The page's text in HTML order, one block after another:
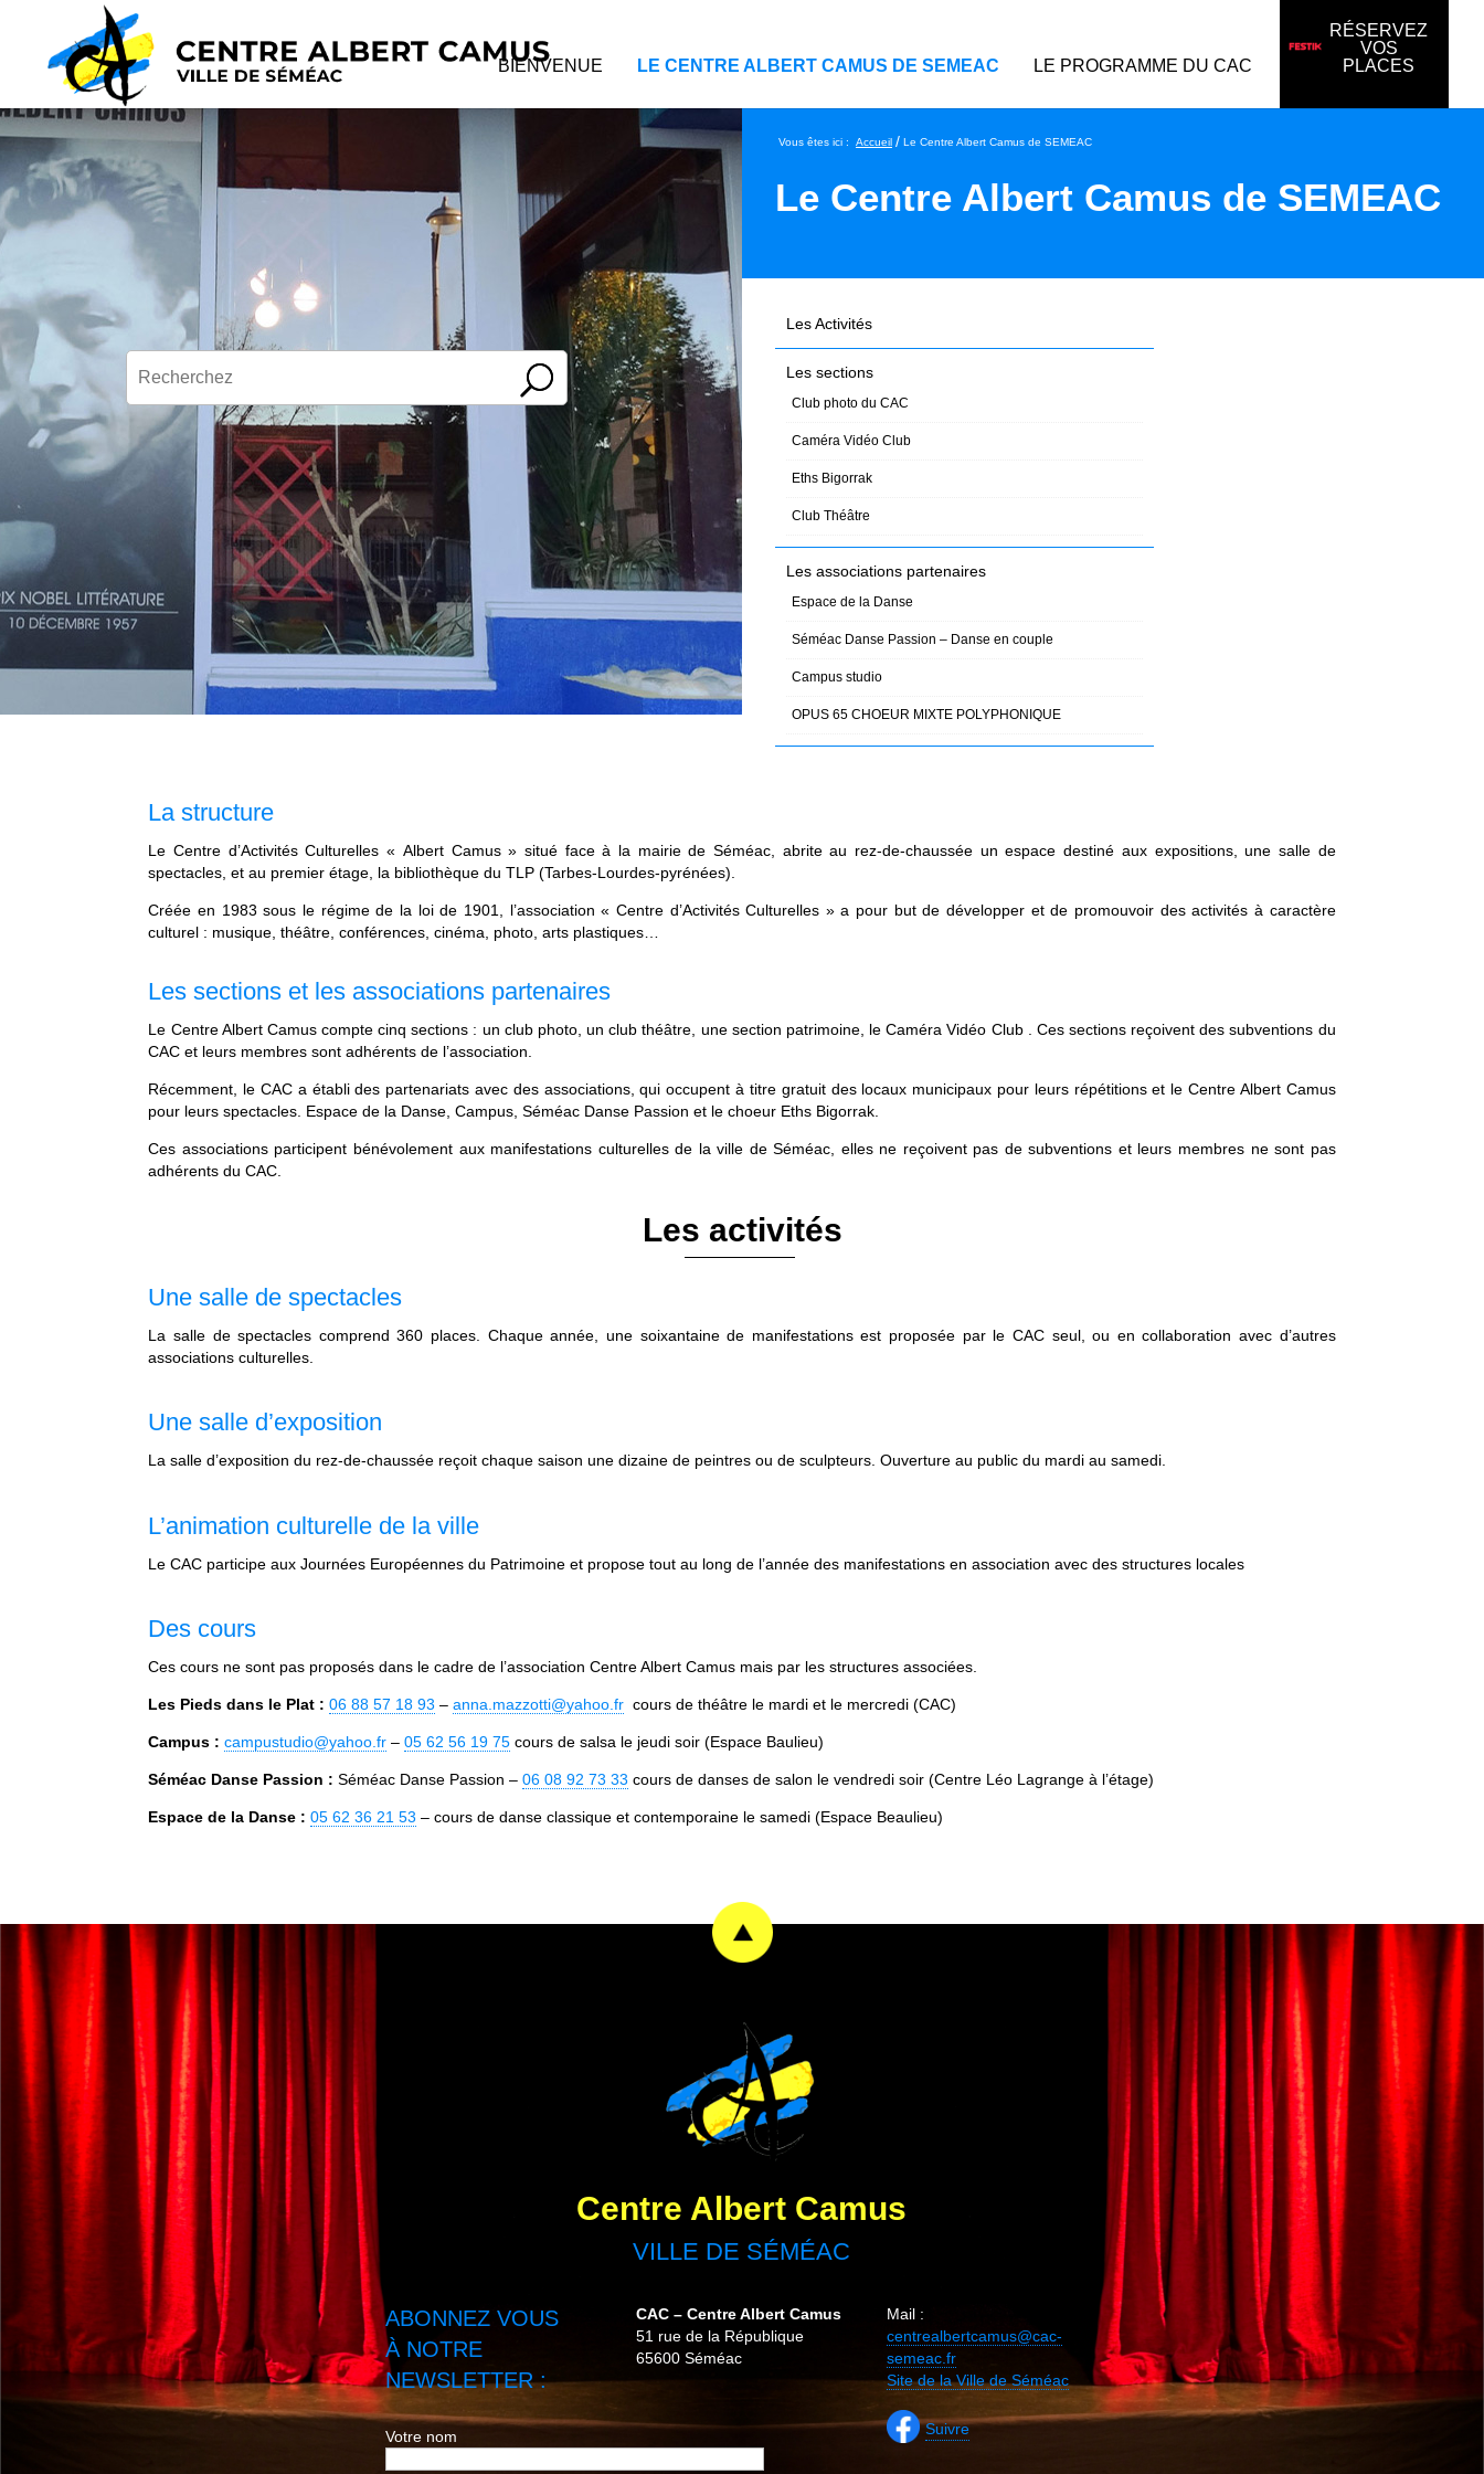
BIENVENUE LE CENTRE ALBERT CAMUS DE SEMEAC LE PROGRAMME DU CAC
RÉSERVEZ
VOS
PLACES
Vous êtes ici : Accueil / Le Centre Albert Camus de SEMEAC
Le Centre Albert Camus de SEMEAC
Les Activités
Les sections
Club photo du CAC
Caméra Vidéo Club
Eths Bigorrak
Club Théâtre
Les associations partenaires
Espace de la Danse
Séméac Danse Passion – Danse en couple
Campus studio
OPUS 65 CHOEUR MIXTE POLYPHONIQUE
La structure
Le Centre d’Activités Culturelles « Albert Camus » situé face à la mairie de Séméac, abrite au rez-de-chaussée un espace destiné aux expositions, une salle de
spectacles, et au premier étage, la bibliothèque du TLP (Tarbes-Lourdes-pyrénées).
Créée en 1983 sous le régime de la loi de 1901, l’association « Centre d’Activités Culturelles » a pour but de développer et de promouvoir des activités à caractère
culturel : musique, théâtre, conférences, cinéma, photo, arts plastiques…
Les sections et les associations partenaires
Le Centre Albert Camus compte cinq sections : un club photo, un club théâtre, une section patrimoine, le Caméra Vidéo Club . Ces sections reçoivent des subventions du
CAC et leurs membres sont adhérents de l’association.
Récemment, le CAC a établi des partenariats avec des associations, qui occupent à titre gratuit des locaux municipaux pour leurs répétitions et le Centre Albert Camus
pour leurs spectacles. Espace de la Danse, Campus, Séméac Danse Passion et le choeur Eths Bigorrak.
Ces associations participent bénévolement aux manifestations culturelles de la ville de Séméac, elles ne reçoivent pas de subventions et leurs membres ne sont pas
adhérents du CAC.
Les activités
Une salle de spectacles
La salle de spectacles comprend 360 places. Chaque année, une soixantaine de manifestations est proposée par le CAC seul, ou en collaboration avec d’autres
associations culturelles.
Une salle d’exposition
La salle d’exposition du rez-de-chaussée reçoit chaque saison une dizaine de peintres ou de sculpteurs. Ouverture au public du mardi au samedi.
L’animation culturelle de la ville
Le CAC participe aux Journées Européennes du Patrimoine et propose tout au long de l’année des manifestations en association avec des structures locales
Des cours
Ces cours ne sont pas proposés dans le cadre de l’association Centre Albert Camus mais par les structures associées.
Les Pieds dans le Plat : 06 88 57 18 93 –anna.mazzotti@yahoo.fr cours de théâtre le mardi et le mercredi (CAC)
Campus : campustudio@yahoo.fr –05 62 56 19 75 cours de salsa le jeudi soir (Espace Baulieu)
Séméac Danse Passion : Séméac Danse Passion –06 08 92 73 33 cours de danses de salon le vendredi soir (Centre Léo Lagrange à l’étage)
Espace de la Danse : 05 62 36 21 53 – cours de danse classique et contemporaine le samedi (Espace Beaulieu)
Centre Albert Camus
VILLE DE SÉMÉAC
ABONNEZ VOUS
À NOTRE
NEWSLETTER :
Votre nom
CAC – Centre Albert Camus
51 rue de la République
65600 Séméac
Mail :
centrealbertcamus@cac-
semeac.fr
Site de la Ville de Séméac
Suivre